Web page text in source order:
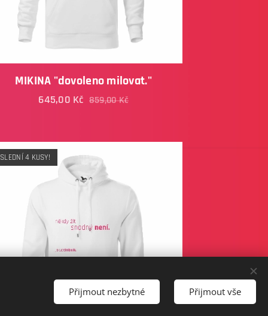
MIKINA "dovoleno milovat."
645,00 Kč 859,00Kč
4 KUSY!
Přijmout nezbytné Přijmout vše